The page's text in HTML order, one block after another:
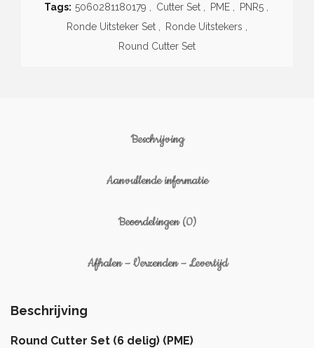
Tags: 5060281180179 Cutter Set PME PNR5
Ronde Uitsteker Set
Ronde Uitstekers
Round Cutter Set
Beschrijving
Aanvullende informatie
Beoordelingen (0)
Afhalen – Verzenden – Levertijd
Beschrijving
Round Cutter Set (6 delig) (PME)